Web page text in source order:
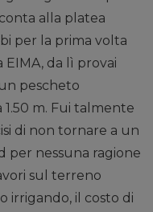
alla platea
per la prima volta
EIMA, da lì provai
pescheto
m. Fui talmente
di non tornare a un
per nessuna ragione
sul terreno
irrigando, il costo di